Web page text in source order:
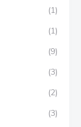
(1)
(1)
(9)
(3)
(2)
(3)